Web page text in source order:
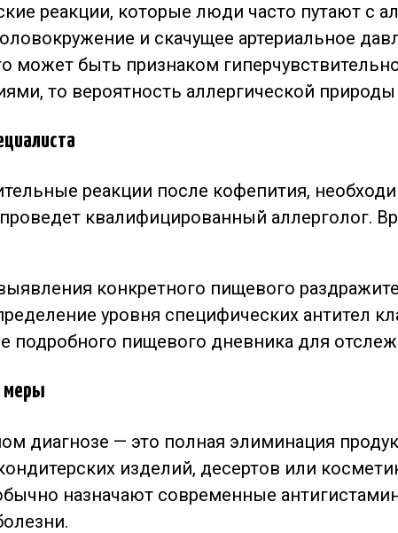
реакции, которые люди часто путают с
и скачущее артериальное
может быть признаком
то вероятность аллергической природы
реакции после кофепития,
квалифицированный аллерголог.
конкретного пищевого
уровня специфических антител
пищевого дневника для
меры
диагнозе — это полная элиминация
изделий, десертов или
назначают современные